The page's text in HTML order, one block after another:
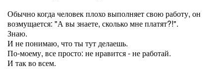
Обычно когда человек плохо выполняет свою работу, он
возмущается: "А вы знаете, сколько мне платят?!".
Знаю.
И не понимаю, что ты тут делаешь.
По-моему, все просто: не нравится - не работай.
И так во всем.